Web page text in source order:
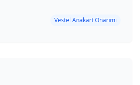
Vestel Anakart Onarımı